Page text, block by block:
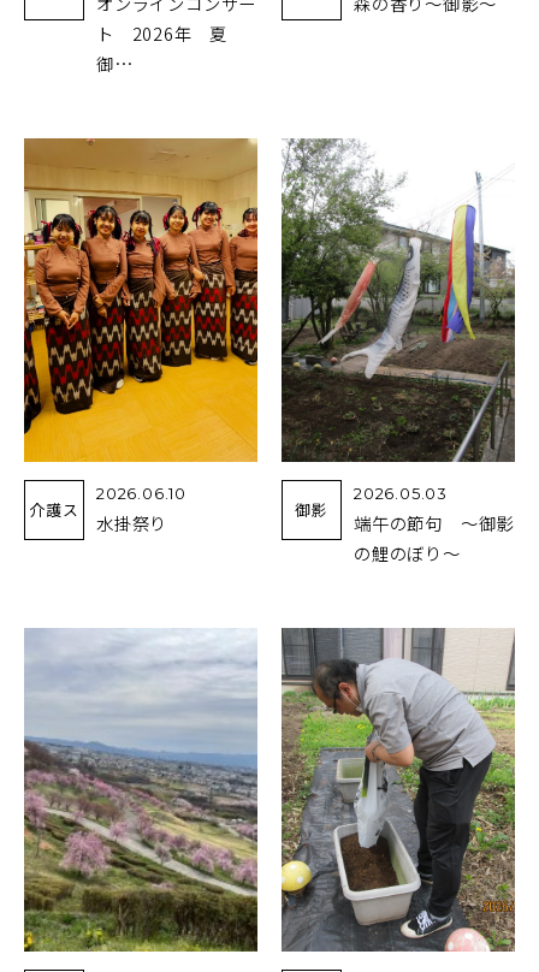
ト 2026年 夏
御…
介護ス
2026.06.10
水掛祭り
御影
2026.05.03
端午の節句 ～御影
の鯉のぼり～